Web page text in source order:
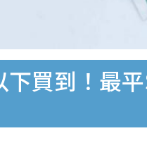
下買到！最